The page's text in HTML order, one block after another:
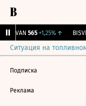
AVAN 565 +1,25%↑ BISVP
Ситуация на
Подписка
Реклама